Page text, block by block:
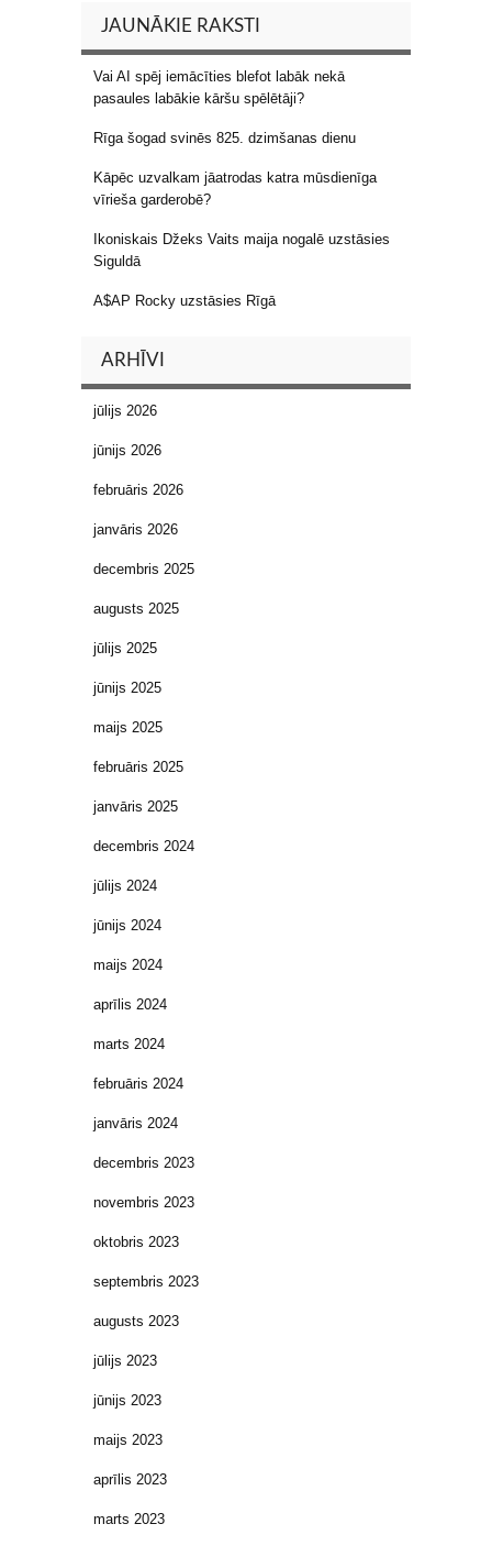
JAUNĀKIE RAKSTI
Vai AI spēj iemācīties blefot labāk nekā
pasaules labākie kāršu spēlētāji?
Rīga šogad svinēs 825. dzimšanas dienu
Kāpēc uzvalkam jāatrodas katra mūsdienīga
vīrieša garderobē?
Ikoniskais Džeks Vaits maija nogalē uzstāsies
Siguldā
A$AP Rocky uzstāsies Rīgā
ARHĪVI
jūlijs 2026
jūnijs 2026
februāris 2026
janvāris 2026
decembris 2025
augusts 2025
jūlijs 2025
jūnijs 2025
maijs 2025
februāris 2025
janvāris 2025
decembris 2024
jūlijs 2024
jūnijs 2024
maijs 2024
aprīlis 2024
marts 2024
februāris 2024
janvāris 2024
decembris 2023
novembris 2023
oktobris 2023
septembris 2023
augusts 2023
jūlijs 2023
jūnijs 2023
maijs 2023
aprīlis 2023
marts 2023